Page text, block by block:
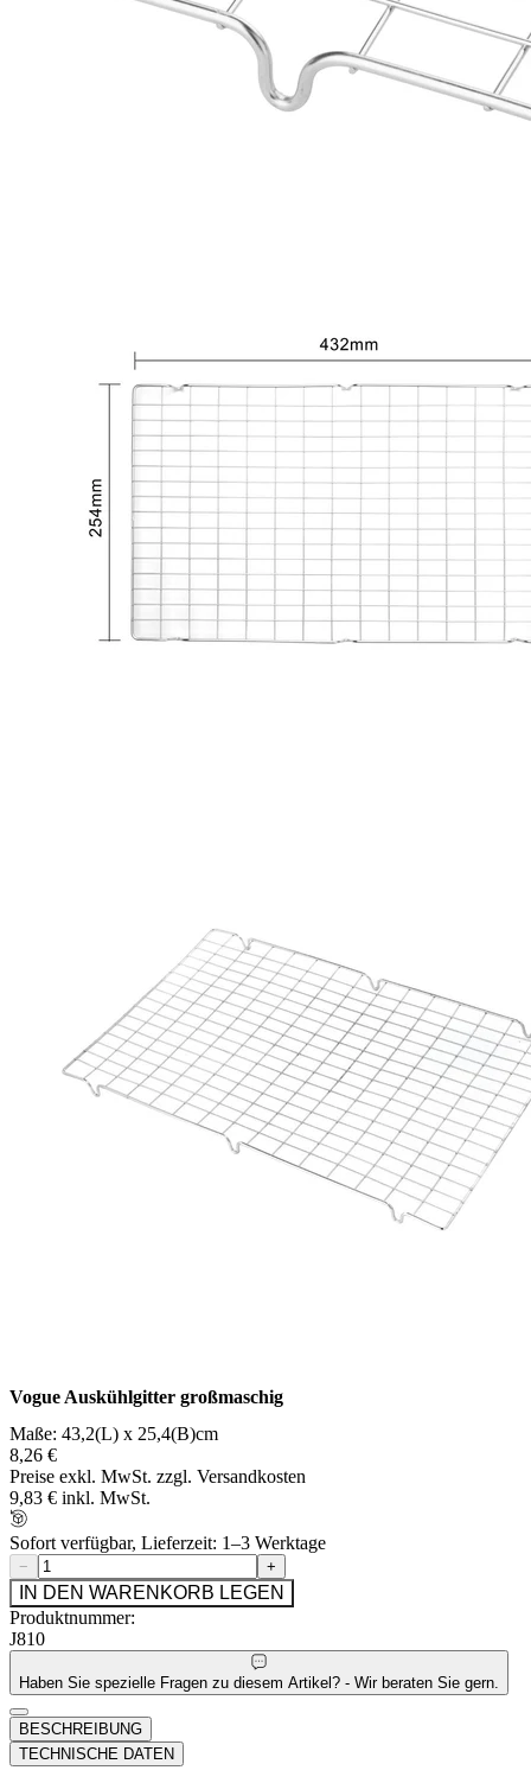
Vogue Auskühlgitter großmaschig
Maße: 43,2(L) x 25,4(B)cm
8,26 €
Preise exkl. MwSt. zzgl. Versandkosten
9,83 € inkl. MwSt.
Sofort verfügbar, Lieferzeit: 1–3 Werktage
− +
IN DEN WARENKORB LEGEN
Produktnummer:
J810
Haben Sie spezielle Fragen zu diesem Artikel? - Wir beraten Sie gern.
BESCHREIBUNG
TECHNISCHE DATEN